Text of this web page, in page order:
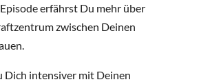
erfährst Du mehr über
zwischen Deinen
Dich intensiver mit Deinen